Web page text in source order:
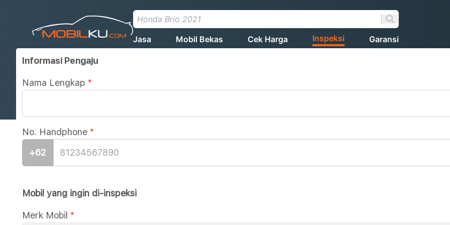
Jasa Mobil Bekas Cek Harga Inspeksi Garansi
Informasi Pengaju
Nama Lengkap *
No. Handphone *
+62
Mobil yang ingin di-inspeksi
Merk Mobil *